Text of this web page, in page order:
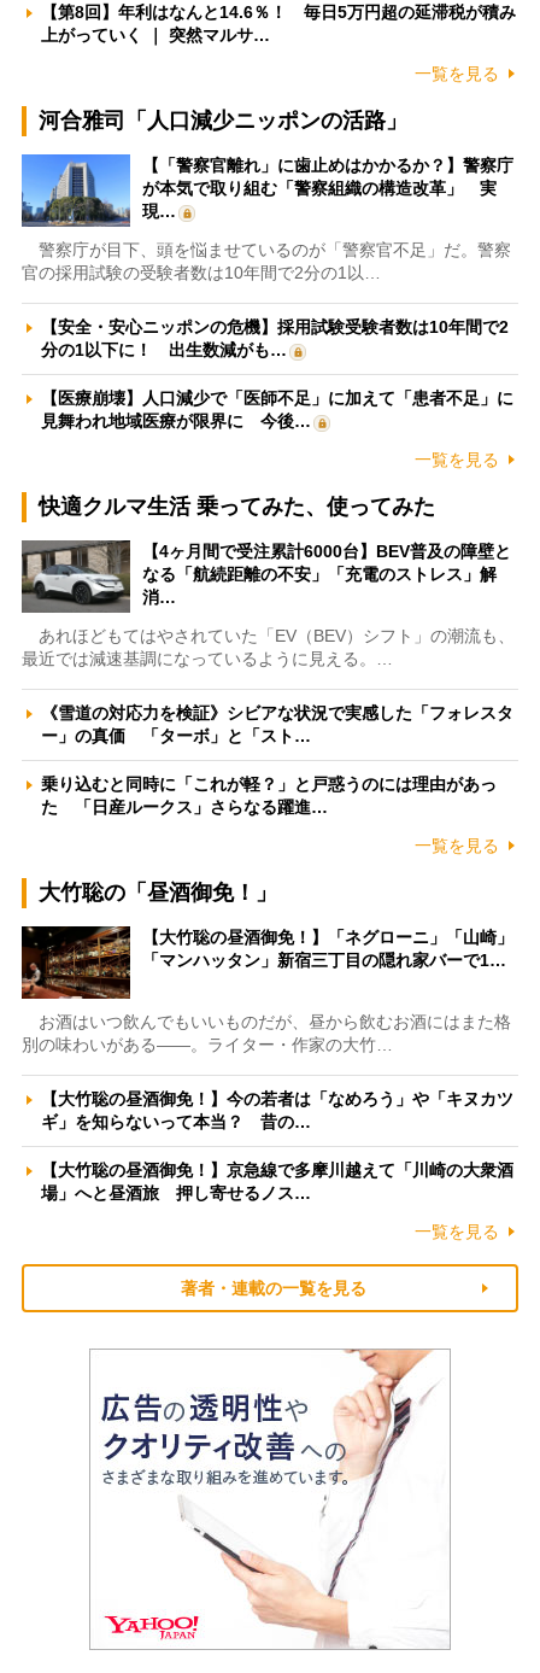
【第8回】年利はなんと14.6％！ 毎日5万円超の延滞税が積み
上がっていく ｜ 突然マルサ…
一覧を見る
河合雅司「人口減少ニッポンの活路」
【「警察官離れ」に歯止めはかかるか？】警察庁
が本気で取り組む「警察組織の構造改革」 実
現…
警察庁が目下、頭を悩ませているのが「警察官不足」だ。警察
官の採用試験の受験者数は10年間で2分の1以…
【安全・安心ニッポンの危機】採用試験受験者数は10年間で2
分の1以下に！ 出生数減がも…
【医療崩壊】人口減少で「医師不足」に加えて「患者不足」に
見舞われ地域医療が限界に 今後…
一覧を見る
快適クルマ生活 乗ってみた、使ってみた
【4ヶ月間で受注累計6000台】BEV普及の障壁と
なる「航続距離の不安」「充電のストレス」解
消…
あれほどもてはやされていた「EV（BEV）シフト」の潮流も、
最近では減速基調になっているように見える。…
《雪道の対応力を検証》シビアな状況で実感した「フォレスタ
ー」の真価 「ターボ」と「スト…
乗り込むと同時に「これが軽？」と戸惑うのには理由があっ
た 「日産ルークス」さらなる躍進…
一覧を見る
大竹聡の「昼酒御免！」
【大竹聡の昼酒御免！】「ネグローニ」「山崎」
「マンハッタン」新宿三丁目の隠れ家バーで1…
お酒はいつ飲んでもいいものだが、昼から飲むお酒にはまた格
別の味わいがある――。ライター・作家の大竹…
【大竹聡の昼酒御免！】今の若者は「なめろう」や「キヌカツ
ギ」を知らないって本当？ 昔の…
【大竹聡の昼酒御免！】京急線で多摩川越えて「川崎の大衆酒
場」へと昼酒旅 押し寄せるノス…
一覧を見る
著者・連載の一覧を見る